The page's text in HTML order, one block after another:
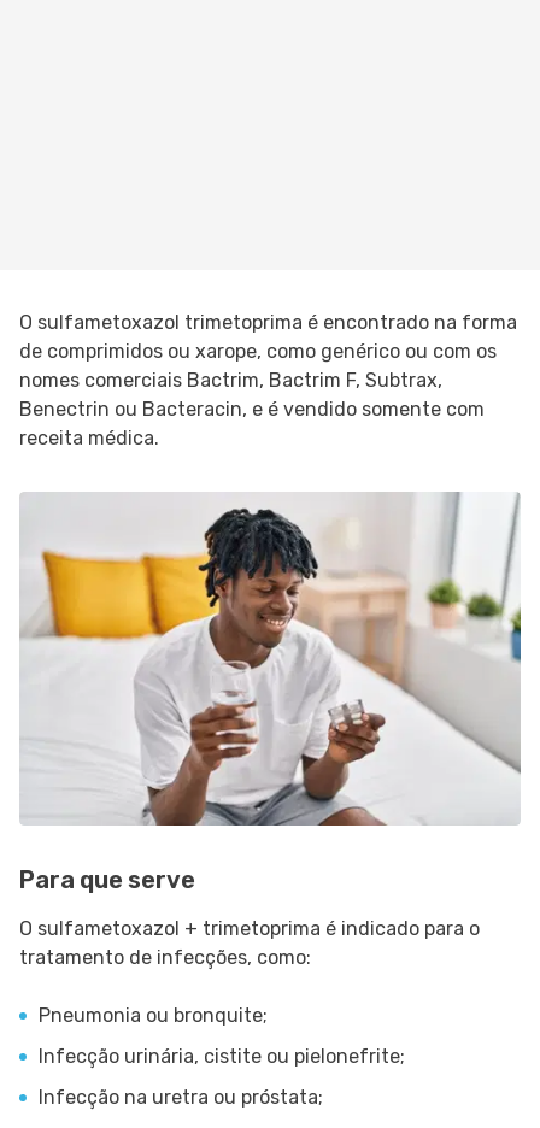
O sulfametoxazol trimetoprima é encontrado na forma
de comprimidos ou xarope, como genérico ou com os
nomes comerciais Bactrim, Bactrim F, Subtrax,
Benectrin ou Bacteracin, e é vendido somente com
receita médica.
Para que serve
O sulfametoxazol + trimetoprima é indicado para o
tratamento de infecções, como:
Pneumonia ou bronquite;
Infecção urinária, cistite ou pielonefrite;
Infecção na uretra ou próstata;